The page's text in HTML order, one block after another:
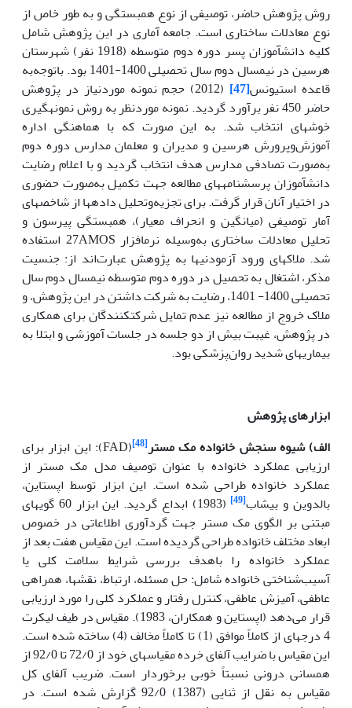
روش پژوهش حاضر، توصیفی از نوع همبستگی و به طور خاص از
نوع معادلات ساختاری است. جامعه آماری در این پژوهش شامل
کلیه دانش­آموزان پسر دوره دوم متوسطه (1918 نفر) شهرستان
هرسین در نیمسال دوم سال تحصیلی 1400-1401 بود. باتوجه‌به
قاعده استیونس[47]
(2012) حجم نمونه موردنیاز در پژوهش
حاضر 450 نفر برآورد گردید. نمونه موردنظر به روش نمونه­گیری
خوشه­ای انتخاب شد. به این صورت که با هماهنگی اداره
آموزش‌وپرورش هرسین و مدیران و معلمان مدارس دوره دوم
به‌صورت تصادفی مدارس هدف انتخاب گردید و با اعلام رضایت
دانش­آموزان پرسشنامه­های مطالعه جهت تکمیل به‌صورت حضوری
در اختیار آنان قرار گرفت. برای تجزیه‌وتحلیل داده­ها از شاخص­های
آمار توصیفی (میانگین و انحراف معیار)، همبستگی پیرسون و
تحلیل معادلات ساختاری به‌وسیله نرم­افزار 27AMOS استفاده
شد. ملاک­های ورود آزمودنی­ها به پژوهش عبارت‌اند از: جنسیت
مذکر، اشتغال به تحصیل در دوره دوم متوسطه نیم­سال دوم سال
تحصیلی 1400- 1401، رضایت به شرکت داشتن در این پژوهش، و
ملاک خروج از مطالعه نیز عدم تمایل شرکت­کنندگان برای همکاری
در پژوهش، غیبت بیش از دو جلسه در جلسات آموزشی و ابتلا به
بیماری­های شدید روان‌پزشکی بود.
ابزارهای پژوهش
الف) شیوه سنجش خانواده مک مستر[48]
(FAD):
این ابزار برای
ارزیابی عملکرد خانواده با عنوان توصیف مدل مک مستر از
عملکرد خانواده طراحی شده است. این ابزار توسط اپستاین،
بالدوین و بیشاب[49]
(1983) ابداع گردید. این ابزار 60 گویه­ای
مبتنی بر الگوی مک مستر جهت گردآوری اطلاعاتی در خصوص
ابعاد مختلف خانواده طراحی گردیده است. این مقیاس هفت بعد از
عملکرد خانواده را باهدف بررسی شرایط سلامت کلی یا
آسیب‌شناختی خانواده شامل: حل مسئله، ارتباط، نقش­ها، همراهی
عاطفی، آمیزش عاطفی، کنترل رفتار و عملکرد کلی را مورد ارزیابی
قرار می‌دهد (اپستاین و همکاران، 1983). مقیاس در طیف لیکرت
4 درجه­ای از کاملاً موافق (1) تا کاملاً مخالف (4) ساخته شده است.
این مقیاس با ضرایب آلفای خرده مقیاس­های خود از 72/0 تا 92/0 از
همسانی درونی نسبتاً خوبی برخوردار است. ضریب آلفای کل
مقیاس به نقل از ثنایی (1387) 92/0 گزارش شده است. در